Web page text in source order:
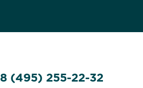
8 (495) 255-22-32